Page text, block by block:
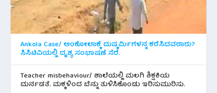
Ankola Case/ ಅಂಕೋಲಾಕ್ಕೆ ದುಷ್ಕರ್ಮಿಗಳನ್ನ ಕರೆಸಿದವರಾರು?
ಸಿಸಿಟಿವಿಯಲ್ಲಿ ದೃಶ್ಯ ಸಂಭಾಷಣೆ ಸೆರೆ.
Teacher misbehaviour/ ಶಾಲೆಯಲ್ಲಿ ಮಲಗಿ ಶಿಕ್ಷಕಿಯ
ದುರ್ನಡತೆ. ಮಕ್ಕಳಿಂದ ಬೆನ್ನು ತುಳಿಸಿಕೊಂಡು ಇರಿಸುಮುರಿಸು.